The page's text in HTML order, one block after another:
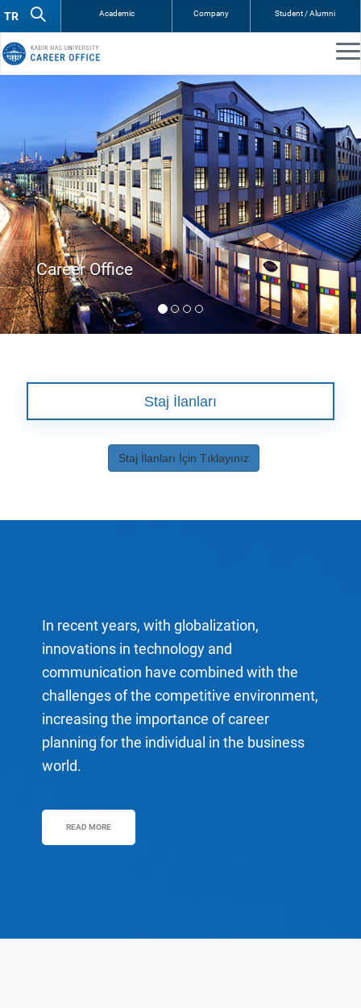
Academic Company Student / Alumni
Internship Resources
Staj İlanları
Staj İlanları İçin Tıklayınız
In recent years, with globalization,
innovations in technology and
communication have combined with the
challenges of the competitive environment,
increasing the importance of career
planning for the individual in the business
world.
READ MORE